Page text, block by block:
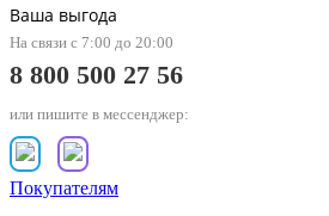
Ваша выгода
На связи с 7:00 до 20:00
8 800 500 27 56
или пишите в мессенджер:
Покупателям